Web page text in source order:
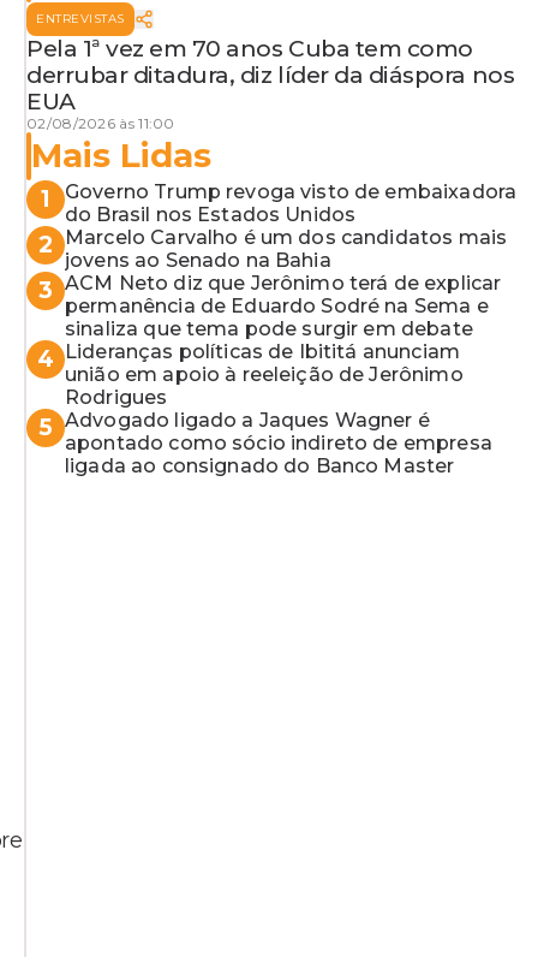
ENTREVISTAS
Pela 1ª vez em 70 anos Cuba tem como
derrubar ditadura, diz líder da diáspora nos
EUA
02/08/2026 às 11:00
Mais Lidas
1
Governo Trump revoga visto de embaixadora
do Brasil nos Estados Unidos
2
Marcelo Carvalho é um dos candidatos mais
jovens ao Senado na Bahia
3 ACM Neto diz que Jerônimo terá de explicar
permanência de Eduardo Sodré na Sema e
sinaliza que tema pode surgir em debate
4
Lideranças políticas de Ibititá anunciam
união em apoio à reeleição de Jerônimo
Rodrigues
5 Advogado ligado a Jaques Wagner é
apontado como sócio indireto de empresa
ligada ao consignado do Banco Master